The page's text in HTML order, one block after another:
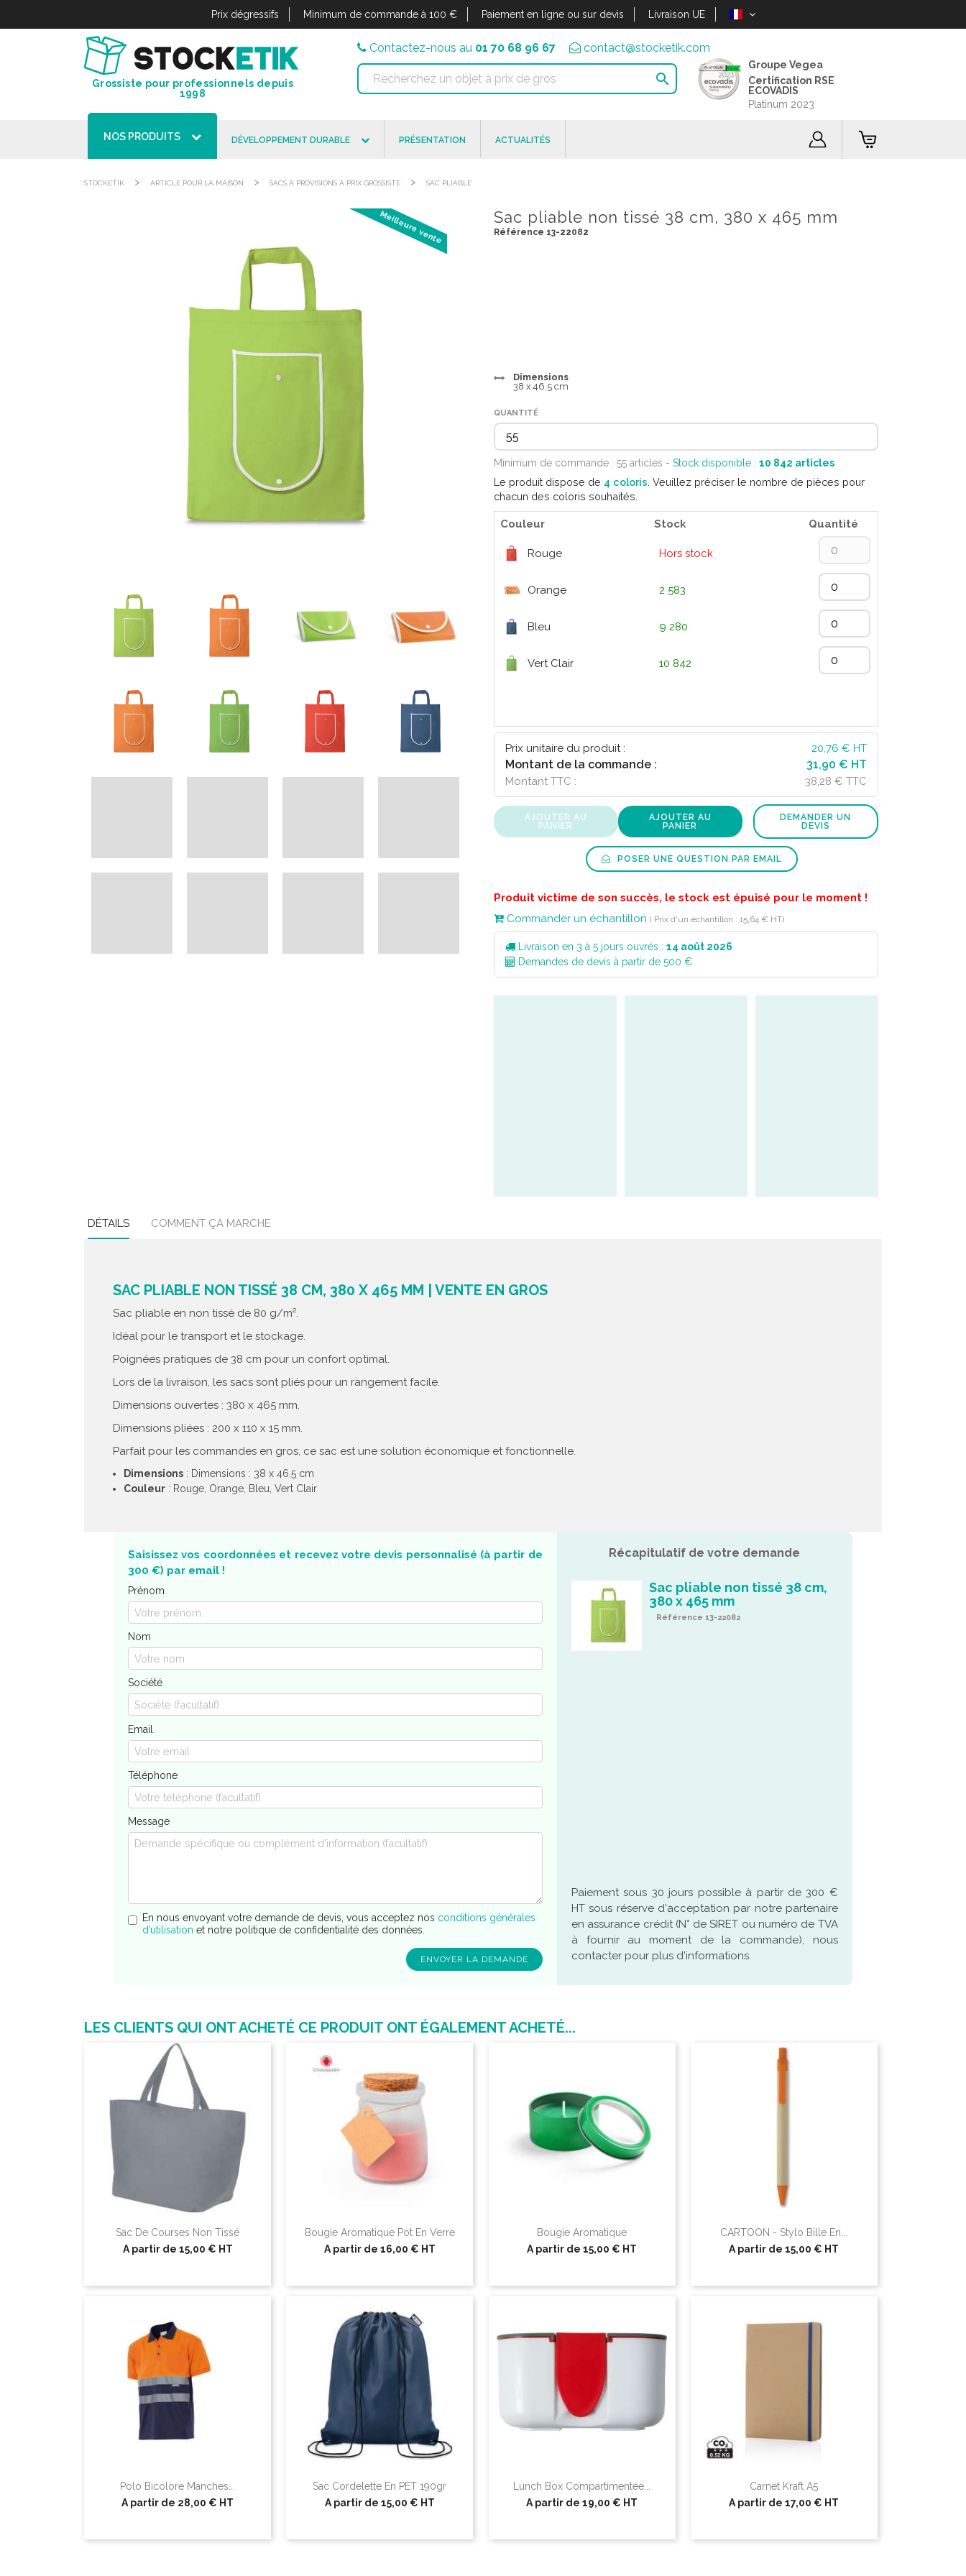
Prix dégressifs Minimum de commande à 100 € Paiement en ligne ou sur devis Livraison UE
Grossiste pour professionnels depuis
1998
Contactez-nous au 01 70 68 96 67 contact@stocketik.com

Groupe Vegea
Certification RSE
ECOVADIS
Platinum 2023
NOS PRODUITS DÉVELOPPEMENT DURABLE PRÉSENTATION ACTUALITÉS
STOCKETIK > ARTICLE POUR LA MAISON > SACS À PROVISIONS À PRIX GROSSISTE > SAC PLIABLE
Meilleure vente Sac pliable non tissé 38 cm, 380 x 465 mm
Référence 13-22082
Dimensions
38 x 46.5 cm
QUANTITÉ
Minimum de commande : 55 articles - Stock disponible : 10 842 articles
Le produit dispose de 4 coloris . Veuillez préciser le nombre de pièces pour
chacun des coloris souhaités.
Couleur Stock Quantité
Rouge Hors stock
Orange 2 583
Bleu 9 280
Vert Clair 10 842
Prix unitaire du produit : 20,76 € HT
Montant de la commande : 31,90 € HT
Montant TTC : 38,28 € TTC
AJOUTER AU
PANIER
AJOUTER AU
PANIER
DEMANDER UN
DEVIS
POSER UNE QUESTION PAR EMAIL
Produit victime de son succès, le stock est épuisé pour le moment !
Commander un échantillon ( Prix d'un échantillon : 15,64 € HT)
Livraison en 3 à 5 jours ouvrés : 14 août 2026
Demandes de devis à partir de 500 €
DÉTAILS COMMENT ÇA MARCHE
SAC PLIABLE NON TISSÉ 38 CM, 380 X 465 MM | VENTE EN GROS
Sac pliable en non tissé de 80 g/m².
Idéal pour le transport et le stockage.
Poignées pratiques de 38 cm pour un confort optimal.
Lors de la livraison, les sacs sont pliés pour un rangement facile.
Dimensions ouvertes : 380 x 465 mm.
Dimensions pliées : 200 x 110 x 15 mm.
Parfait pour les commandes en gros, ce sac est une solution économique et fonctionnelle.
Dimensions : Dimensions : 38 x 46.5 cm
Couleur : Rouge, Orange, Bleu, Vert Clair
Saisissez vos coordonnées et recevez votre devis personnalisé (à partir de
300 €) par email !
Prénom
Nom
Société
Email
Téléphone
Message
En nous envoyant votre demande de devis, vous acceptez nos conditions générales
d’utilisation et notre politique de confidentialité des données.
Récapitulatif de votre demande
Sac pliable non tissé 38 cm,
380 x 465 mm
Référence 13-22082
Paiement sous 30 jours possible à partir de 300 €
HT sous réserve d'acceptation par notre partenaire
en assurance crédit (N° de SIRET ou numéro de TVA
à fournir au moment de la commande), nous
contacter pour plus d'informations.
LES CLIENTS QUI ONT ACHETÉ CE PRODUIT ONT ÉGALEMENT ACHETÉ...
Sac De Courses Non Tissé
A partir de 15,00 € HT
Bougie Aromatique Pot En Verre
A partir de 16,00 € HT
Bougie Aromatique
A partir de 15,00 € HT
CARTOON - Stylo Bille En...
A partir de15,00 € HT
Polo Bicolore Manches...
A partir de 28,00 € HT
Sac Cordelette En PET 190gr
A partir de 15,00 € HT
Lunch Box Compartimentée...
A partir de 19,00 € HT
Carnet Kraft A5
A partir de17,00 € HT